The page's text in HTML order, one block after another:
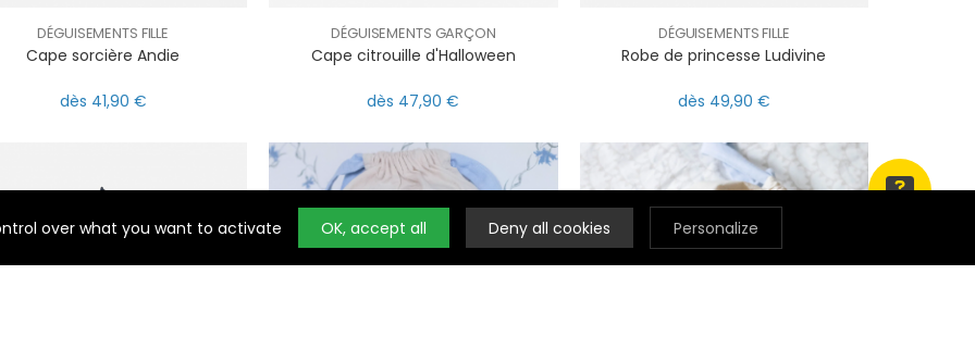
DÉGUISEMENTS FILLE
Cape sorcière Andie
dès 41,90 €
DÉGUISEMENTS GARÇON
Cape citrouille d'Halloween
dès 47,90 €
DÉGUISEMENTS FILLE
Robe de princesse Ludivine
dès 49,90 €
over what you want to activate OK, accept all Deny all cookies Personalize